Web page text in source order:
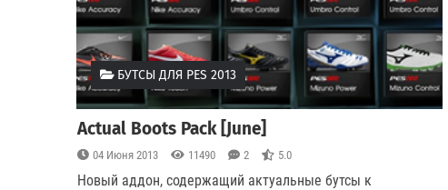
БУТСЫ ДЛЯ PES 2013
Actual Boots Pack [June]
04 Июня 2013 11490 2 5.0
Новый аддон, содержащий актуальные бутсы к